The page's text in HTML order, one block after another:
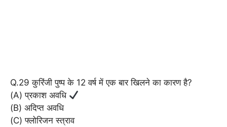
Q.29 कुरिंजी पुष्प के 12 वर्ष में एक बार खिलने का कारण है?
(A) प्रकाश अवधि
(B) अदिप्त अवधि
(C) फ्लोरिजन स्त्राव